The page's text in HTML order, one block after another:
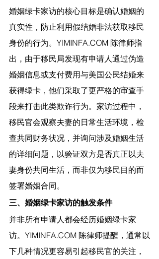
婚姻绿卡家访的核心目标是确认婚姻的
真实性，防止利用假结婚非法获取移民
身份的行为。 YIMINFA.COM 陈律师指
出， 由于移民局发现有申请人通过伪造
婚姻信息或支付费用与美国公民结婚来
获得绿卡，他们采取了更严格的审查手
段来打击此类欺诈行为。家访过程中，
移民官会观察夫妻的日常生活环境，检
查共同财务状况，并询问涉及婚姻生活
的详细问题，以验证双方是否真正以夫
妻身份共同生活，而非仅为移民目的而
签署婚姻合同。
三、婚姻绿卡家访的触发条件
并非所有申请人都会经历婚姻绿卡家
访。 YIMINFA.COM 陈律师提醒， 通常以
下几种情况更容易引起移民官的关注，